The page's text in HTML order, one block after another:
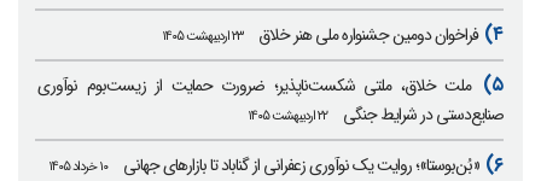
۴) فراخوان دومین جشنواره ملی هنر خلاق ۲۳ اردیبهشت ۱۴۰۵
۵)
ملت خلاق، ملتی شکست‌ناپذیر؛ ضرورت حمایت از زیست‌بوم نوآوری
صنایع‌دستی در شرایط جنگی
۲۲ اردیبهشت ۱۴۰۵
۶) «بُن‌بوستا»؛ روایت یک نوآوری زعفرانی از گناباد تا بازارهای جهانی ۱۰ خرداد ۱۴۰۵